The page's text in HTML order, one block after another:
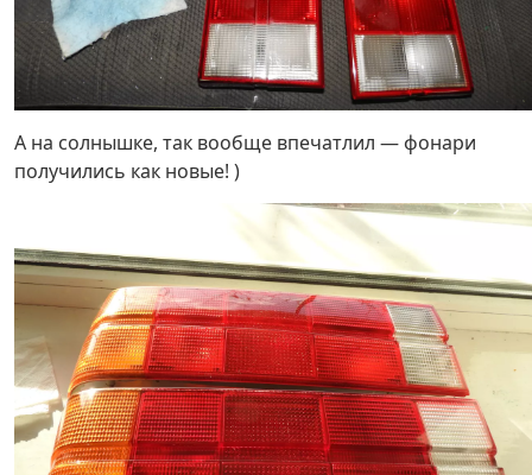
А на солнышке, так вообще впечатлил — фонари
получились как новые! )